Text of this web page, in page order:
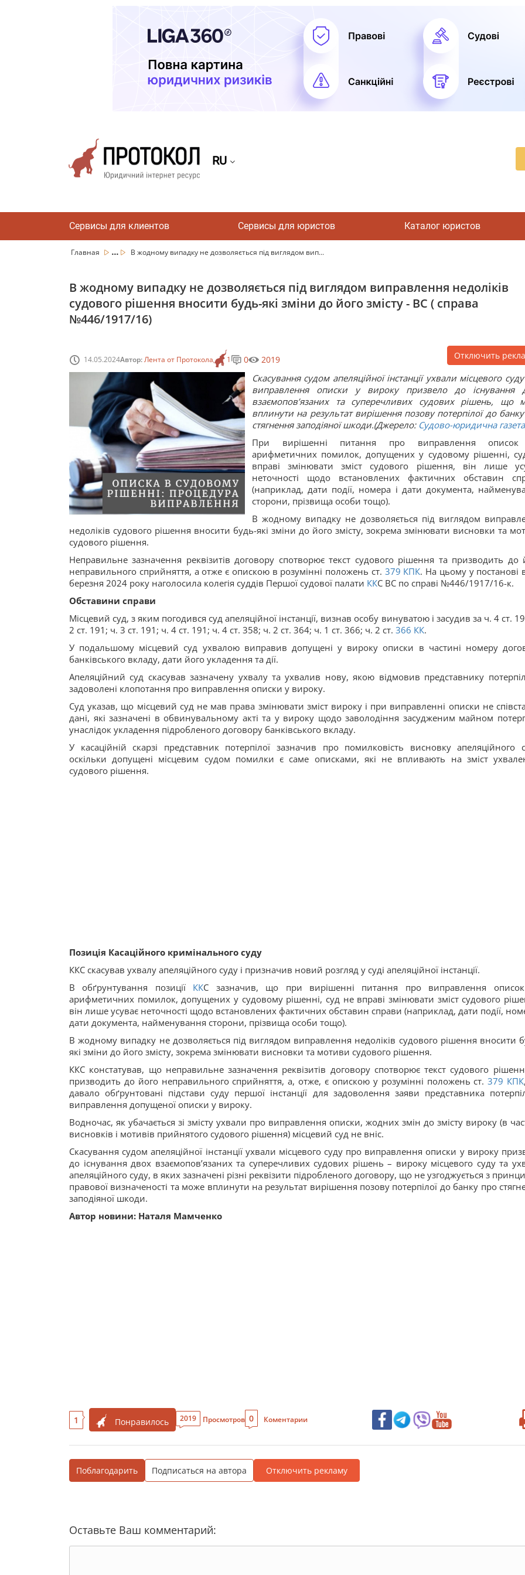
RU
Сервисы для клиентов Сервисы для юристов Каталог юристов
Главная ... В жодному випадку не дозволяється під виглядом вип...
В жодному випадку не дозволяється під виглядом виправлення недоліків
судового рішення вносити будь-які зміни до його змісту - ВС ( справа
№446/1917/16)
14.05.2024Автор:Лента от Протокола 1 0 2019 Отключить
Скасування судом апеляційної інстанції ухвали місцевого
виправлення описки у вироку призвело до існування
взаємопов’язаних та суперечливих судових рішень, що
вплинути на результат вирішення позову потерпілої до
стягнення заподіяної шкоди.(Джерело: Судово-юридична газета
При вирішенні питання про виправлення
арифметичних помилок, допущених у судовому рішенні,
вправі змінювати зміст судового рішення, він лише
неточності щодо встановлених фактичних обставин
(наприклад, дати події, номера і дати документа,
сторони, прізвища особи тощо).
В жодному випадку не дозволяється під виглядом
недоліків судового рішення вносити будь-які зміни до його змісту, зокрема змінювати висновки та
судового рішення.
Неправильне зазначення реквізитів договору спотворює текст судового рішення та призводить до
неправильного сприйняття, а отже є опискою в розумінні положень ст. 379 КПК. На цьому у постанові
березня 2024 року наголосила колегія суддів Першої судової палати ККС ВС по справі №446/1917/16-к.
Обставини справи
Місцевий суд, з яким погодився суд апеляційної інстанції, визнав особу винуватою і засудив за ч. 4 ст.
2 ст. 191; ч. 3 ст. 191; ч. 4 ст. 191; ч. 4 ст. 358; ч. 2 ст. 364; ч. 1 ст. 366; ч. 2 ст. 366 КК.
У подальшому місцевий суд ухвалою виправив допущені у вироку описки в частині номеру
банківського вкладу, дати його укладення та дії.
Апеляційний суд скасував зазначену ухвалу та ухвалив нову, якою відмовив представнику
задоволені клопотання про виправлення описки у вироку.
Суд указав, що місцевий суд не мав права змінювати зміст вироку і при виправленні описки не
дані, які зазначені в обвинувальному акті та у вироку щодо заволодіння засудженим майном
унаслідок укладення підробленого договору банківського вкладу.
У касаційній скарзі представник потерпілої зазначив про помилковість висновку апеляційного
оскільки допущені місцевим судом помилки є саме описками, які не впливають на зміст
судового рішення.
Позиція Касаційного кримінального суду
ККС скасував ухвалу апеляційного суду і призначив новий розгляд у суді апеляційної інстанції.
В обґрунтування позиції ККС зазначив, що при вирішенні питання про виправлення
арифметичних помилок, допущених у судовому рішенні, суд не вправі змінювати зміст судового
він лише усуває неточності щодо встановлених фактичних обставин справи (наприклад, дати події,
дати документа, найменування сторони, прізвища особи тощо).
В жодному випадку не дозволяється під виглядом виправлення недоліків судового рішення вносити
які зміни до його змісту, зокрема змінювати висновки та мотиви судового рішення.
ККС констатував, що неправильне зазначення реквізитів договору спотворює текст судового
призводить до його неправильного сприйняття, а, отже, є опискою у розумінні положень ст. 379 КПК
давало обґрунтовані підстави суду першої інстанції для задоволення заяви представника
виправлення допущеної описки у вироку.
Водночас, як убачається зі змісту ухвали про виправлення описки, жодних змін до змісту вироку (в
висновків і мотивів прийнятого судового рішення) місцевий суд не вніс.
Скасування судом апеляційної інстанції ухвали місцевого суду про виправлення описки у вироку
до існування двох взаємопов’язаних та суперечливих судових рішень – вироку місцевого суду та
апеляційного суду, в яких зазначені різні реквізити підробленого договору, що не узгоджується з
правової визначеності та може вплинути на результат вирішення позову потерпілої до банку про
заподіяної шкоди.
Автор новини: Наталя Мамченко
1 Понравилось 2019 Просмотров 0 Коментарии
Поблагодарить Подписаться на автора Отключить рекламу
Оставьте Ваш комментарий: